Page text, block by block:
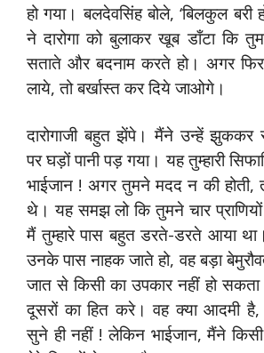
हो गया। बलदेवसिंह बोले, ‘बिलकुल बरी
ने दारोगा को बुलाकर खूब डाँटा कि
सताते और बदनाम करते हो। अगर
लाये, तो बर्खास्त कर दिये जाओगे।
दारोगाजी बहुत झेंपे। मैंने उन्हें झुककर
पर घड़ों पानी पड़ गया। यह तुम्हारी
भाईजान ! अगर तुमने मदद न की होती,
थे। यह समझ लो कि तुमने चार
मैं तुम्हारे पास बहुत डरते-डरते आया
उनके पास नाहक जाते हो, वह बड़ा
जात से किसी का उपकार नहीं हो
दूसरों का हित करे। वह क्या आदमी
सुने ही नहीं ! लेकिन भाईजान, मैंने